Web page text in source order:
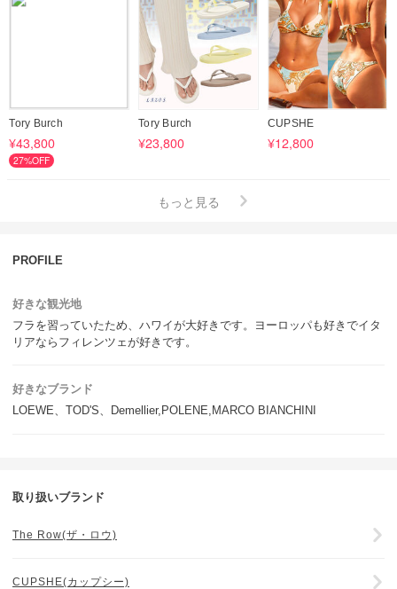
Tory Burch
¥43,800
27%OFF
Tory Burch
¥23,800
CUPSHE
¥12,800
もっと見る
PROFILE
好きな観光地
フラを習っていたため、ハワイが大好きです。ヨーロッパも好きでイタ
リアならフィレンツェが好きです。
好きなブランド
LOEWE、TOD'S、Demellier,POLENE,MARCO BIANCHINI
取り扱いブランド
The Row(ザ・ロウ)
CUPSHE(カップシー)